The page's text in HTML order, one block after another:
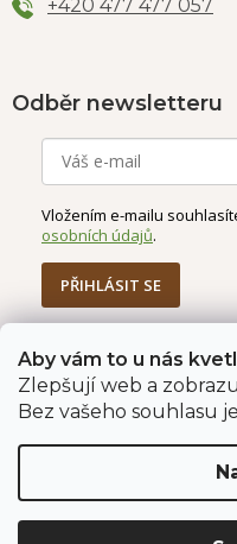
Aby vám to u nás
Zlepšují web a
Bez vašeho souhlasu
+420 477 477 057
Odběr newsletteru
Vložením e-mailu
osobních údajů.
PŘIHLÁSIT SE
Jahodárna
Vytvořil